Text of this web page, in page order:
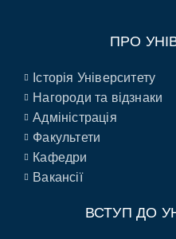
ПРО
Історія Університету
Нагороди та відзнаки
Адміністрація
Факультети
Кафедри
Вакансії
ВСТУП ДО